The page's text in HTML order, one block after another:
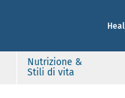
Nutrizione &
Stili di vita